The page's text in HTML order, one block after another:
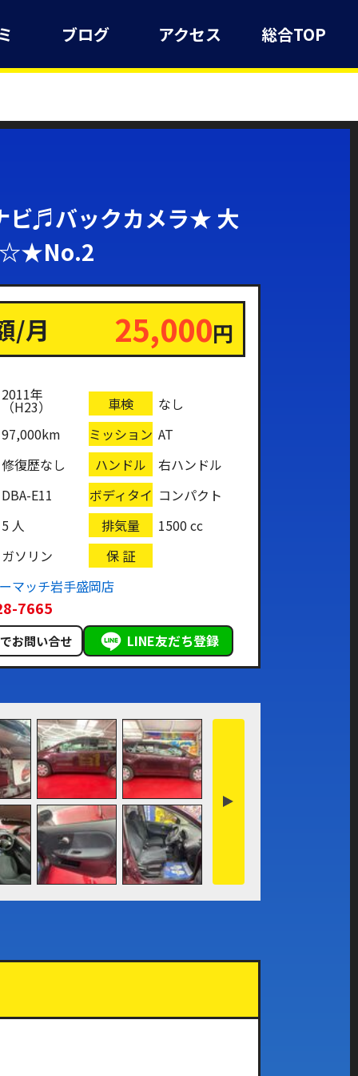
ブログ アクセス 総合TOP
ビ♬バックカメラ★ 大
☆★No.2
/月 25,000円
2011年
（H23） 車検
なし
97,000km
ミッション AT
修復歴なし
ハンドル
右ハンドル
DBA-E11
ボディタイ
プ
コンパクト
5 人
排気量
1500 cc
ガソリン
保 証
マッチ岩手盛岡店
7665
お問い合せ LINE友だち登録